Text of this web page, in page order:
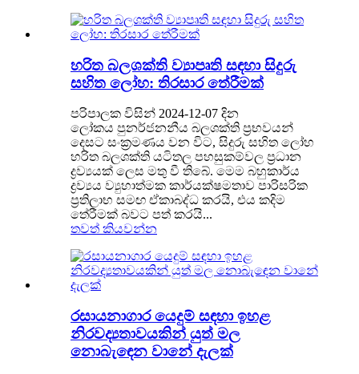
හරිත බලශක්ති ව්‍යාපෘති සඳහා සිදුරු
සහිත ලෝහ: තිරසාර තේරීමක්
පරිපාලක විසින් 2024-12-07 දින
ලෝකය පුනර්ජනනීය බලශක්ති ප්‍රභවයන්
දෙසට සංක්‍රමණය වන විට, සිදුරු සහිත ලෝහ
හරිත බලශක්ති යටිතල පහසුකම්වල ප්‍රධාන
ද්‍රව්‍යයක් ලෙස මතු වී තිබේ. මෙම බහුකාර්ය
ද්‍රව්‍යය ව්‍යුහාත්මක කාර්යක්ෂමතාව පාරිසරික
ප්‍රතිලාභ සමඟ ඒකාබද්ධ කරයි, එය කදිම
තේරීමක් බවට පත් කරයි...
තවත් කියවන්න
රසායනාගාර යෙදුම් සඳහා ඉහළ
නිරවද්‍යතාවයකින් යුත් මල
නොබැඳෙන වානේ දැලක්